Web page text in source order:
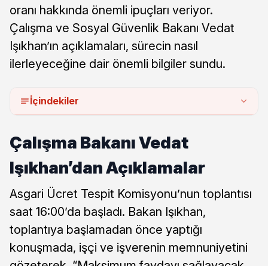
oranı hakkında önemli ipuçları veriyor.
Çalışma ve Sosyal Güvenlik Bakanı Vedat
Işıkhan’ın açıklamaları, sürecin nasıl
ilerleyeceğine dair önemli bilgiler sundu.
İçindekiler
Çalışma Bakanı Vedat
Işıkhan’dan Açıklamalar
Asgari Ücret Tespit Komisyonu’nun toplantısı
saat 16:00’da başladı. Bakan Işıkhan,
toplantıya başlamadan önce yaptığı
konuşmada, işçi ve işverenin memnuniyetini